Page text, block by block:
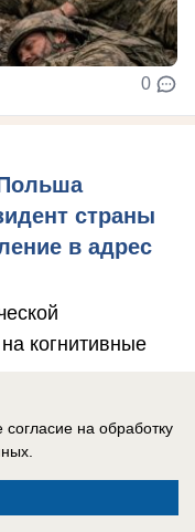
0
страны
в адрес
когнитивные
на обработку